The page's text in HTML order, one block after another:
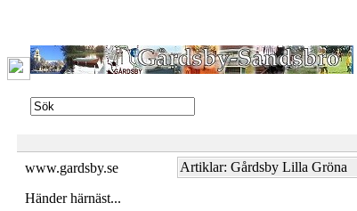
www.gardsby.se
Händer härnäst...
Artiklar: Gårdsby Lilla Gröna